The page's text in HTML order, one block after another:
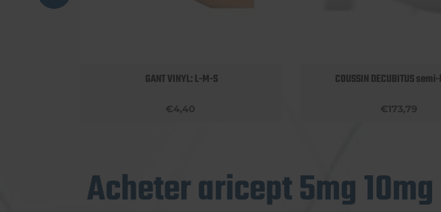
GANT VINYL: L-M-S
€4,40
COUSSIN DECUBITUS
€173,79
Acheter aricept 5mg